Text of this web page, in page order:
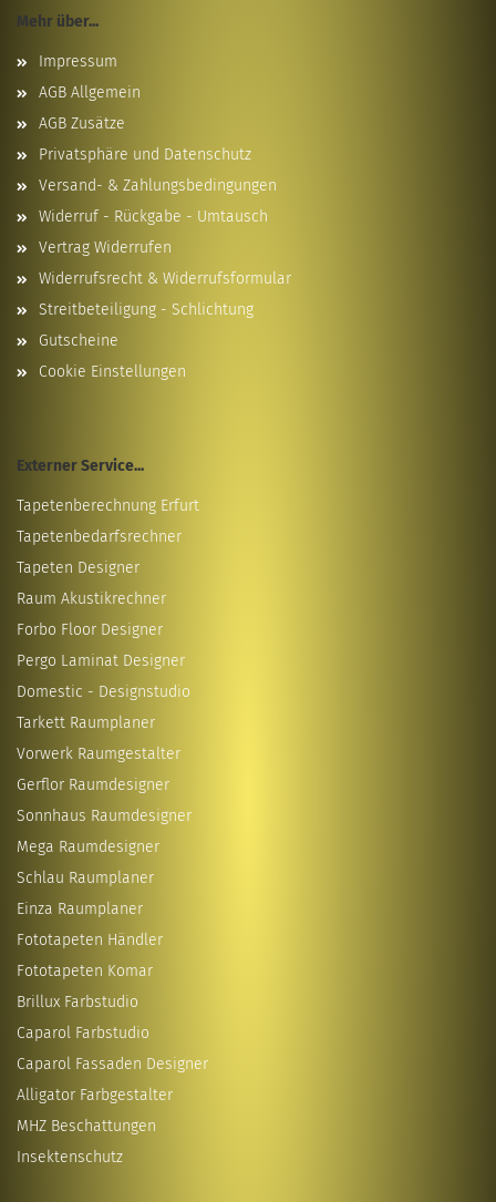
Mehr über...
Impressum
AGB Allgemein
AGB Zusätze
Privatsphäre und Datenschutz
Versand- & Zahlungsbedingungen
Widerruf - Rückgabe - Umtausch
Vertrag Widerrufen
Widerrufsrecht & Widerrufsformular
Streitbeteiligung - Schlichtung
Gutscheine
Cookie Einstellungen
Externer Service...
Tapetenberechnung Erfurt
Tapetenbedarfsrechner
Tapeten Designer
Raum Akustikrechner
Forbo Floor Designer
Pergo Laminat Designer
Domestic - Designstudio
Tarkett Raumplaner
Vorwerk Raumgestalter
Gerflor Raumdesigner
Sonnhaus Raumdesigner
Mega Raumdesigner
Schlau Raumplaner
Einza Raumplaner
Fototapeten Händler
Fototapeten Komar
Brillux Farbstudio
Caparol Farbstudio
Caparol Fassaden Designer
Alligator Farbgestalter
MHZ Beschattungen
Insektenschutz